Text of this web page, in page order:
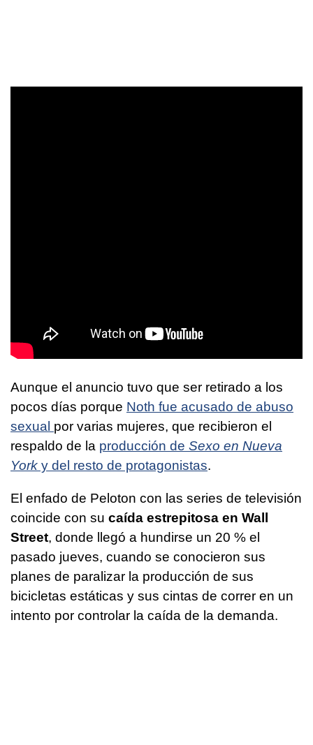
Aunque el anuncio tuvo que ser retirado a los
pocos días porque Noth fue acusado de abuso
sexual por varias mujeres, que recibieron el
respaldo de la producción de Sexo en Nueva
York y del resto de protagonistas.
El enfado de Peloton con las series de televisión
coincide con su caída estrepitosa en Wall
Street, donde llegó a hundirse un 20 % el
pasado jueves, cuando se conocieron sus
planes de paralizar la producción de sus
bicicletas estáticas y sus cintas de correr en un
intento por controlar la caída de la demanda.